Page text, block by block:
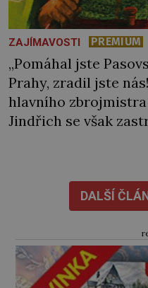
ZAJÍMAVOSTI PREMIUM
„Pomáhal jste
Prahy, zradil jste
hlavního
Jindřich se však
stačily! Škola pro
Hýzrle z Chodů
chlapec chce
DALŠÍ